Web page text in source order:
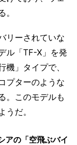
。
リーされていな
ル「TF-X」を発
機」タイプで、
プターのような
。このモデルも
うだ。
アの「空飛ぶバイ